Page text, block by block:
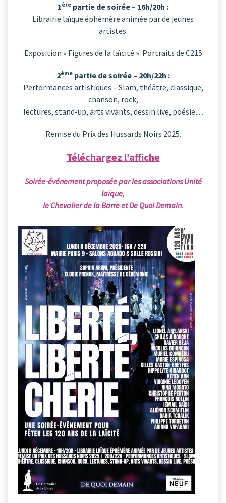
1ère partie de soirée – 16h/20h :
Librairie laïque éphémère animée par de jeunes
artistes.
Exposition « Figures de la laïcité ». Portraits de C215
2èmepartie de soirée – 20h/22h :
Performances artistiques – Slam, théâtre, classique,
chanson, rock,
lectures, stand-up, arts vivants, dessin live, poésie…
Remise du Prix des Hussards Noirs 2025.
Téléchargez l’affiche
Soirée-événement proposée par les associations Unité
laïque,
le Chevalier de la Barre et De Quoi Demain.